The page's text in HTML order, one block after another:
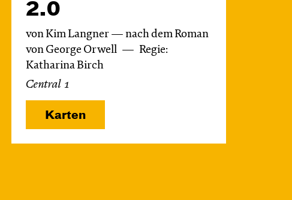
2.0
von Kim Langner — nach dem Roman
von George Orwell
Regie:
Katharina Birch
Central 1
Karten